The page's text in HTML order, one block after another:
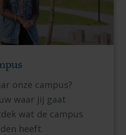
onze campus?
waar jij gaat
wat de campus
heeft.